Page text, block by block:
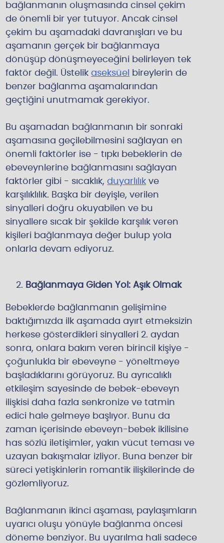
bağlanmanın oluşmasında cinsel çekim
de önemli bir yer tutuyor. Ancak cinsel
çekim bu aşamadaki davranışları ve bu
aşamanın gerçek bir bağlanmaya
dönüşüp dönüşmeyeceğini belirleyen tek
faktör değil. Üstelikaseksüel
bireylerin de
benzer bağlanma aşamalarından
geçtiğini unutmamak gerekiyor.
Bu aşamadan bağlanmanın bir sonraki
aşamasına geçilebilmesini sağlayan en
önemli faktörler ise - tıpkı bebeklerin de
ebeveynlerine bağlanmasını sağlayan
faktörler gibi - sıcaklık,duyarlılık ve
karşılıklılık. Başka bir deyişle, verilen
sinyalleri doğru okuyabilen ve bu
sinyallere sıcak bir şekilde karşılık veren
kişileri bağlanmaya değer bulup yola
onlarla devam ediyoruz.
Bağlanmaya Giden Yol: Aşık Olmak
Bebeklerde bağlanmanın gelişimine
baktığımızda ilk aşamada ayırt etmeksizin
herkese gösterdikleri sinyalleri 2. aydan
sonra, onlara bakım veren birincil kişiye -
çoğunlukla bir ebeveyne - yöneltmeye
başladıklarını görüyoruz. Bu ayrıcalıklı
etkileşim sayesinde de bebek-ebeveyn
ilişkisi daha fazla senkronize ve tatmin
edici hale gelmeye başlıyor. Bunu da
zaman içerisinde ebeveyn-bebek ikilisine
has sözlü iletişimler, yakın vücut teması ve
uzayan bakışmalar izliyor. Buna benzer bir
süreci yetişkinlerin romantik ilişkilerinde de
gözlemliyoruz.
Bağlanmanın ikinci aşaması, paylaşımların
uyarıcı oluşu yönüyle bağlanma öncesi
döneme benziyor. Bu uyarılma hali sadece